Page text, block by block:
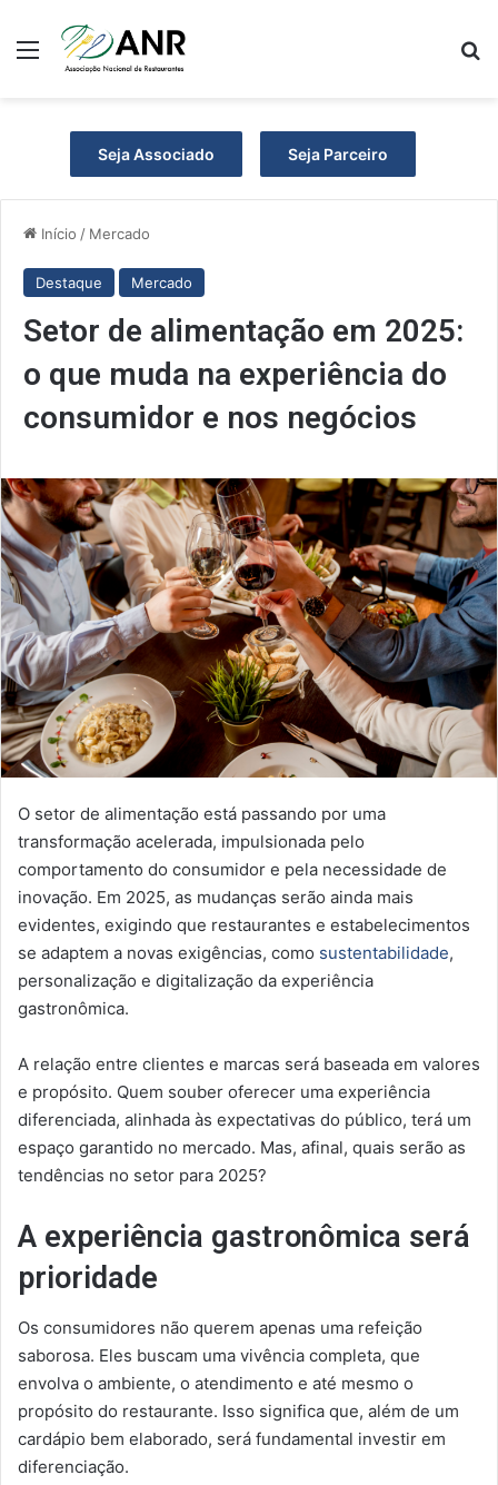
Menu
Seja Associado Seja Parceiro
Início / Mercado
Destaque Mercado
Setor de alimentação em 2025:
o que muda na experiência do
consumidor e nos negócios
O setor de alimentação está passando por uma
transformação acelerada, impulsionada pelo
comportamento do consumidor e pela necessidade de
inovação. Em 2025, as mudanças serão ainda mais
evidentes, exigindo que restaurantes e estabelecimentos
se adaptem a novas exigências, como sustentabilidade,
personalização e digitalização da experiência
gastronômica.
A relação entre clientes e marcas será baseada em valores
e propósito. Quem souber oferecer uma experiência
diferenciada, alinhada às expectativas do público, terá um
espaço garantido no mercado. Mas, afinal, quais serão as
tendências no setor para 2025?
A experiência gastronômica será
prioridade
Os consumidores não querem apenas uma refeição
saborosa. Eles buscam uma vivência completa, que
envolva o ambiente, o atendimento e até mesmo o
propósito do restaurante. Isso significa que, além de um
cardápio bem elaborado, será fundamental investir em
diferenciação.